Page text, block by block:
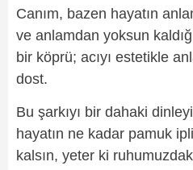
Canım, bazen hayatın
ve anlamdan yoksun
bir köprü; acıyı estetikle
dost.
Bu şarkıyı bir dahaki
hayatın ne kadar pamuk
kalsın, yeter ki